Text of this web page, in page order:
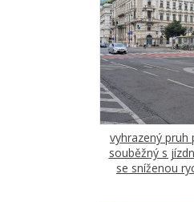
vyhrazený pruh
souběžný s
se sníženou